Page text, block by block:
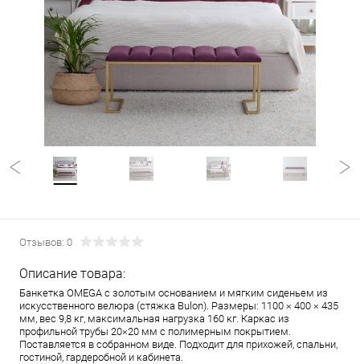
Отзывов: 0
Описание товара:
Банкетка OMEGA с золотым основанием и мягким сиденьем из
искусственного велюра (стяжка Bulon). Размеры: 1100 × 400 × 435
мм, вес 9,8 кг, максимальная нагрузка 160 кг. Каркас из
профильной трубы 20×20 мм с полимерным покрытием.
Поставляется в собранном виде. Подходит для прихожей, спальни,
гостиной, гардеробной и кабинета.